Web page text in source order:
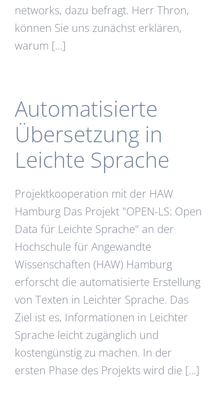
networks, dazu befragt. Herr Thron,
können Sie uns zunächst erklären,
warum [...]
Automatisierte
Übersetzung in
Leichte Sprache
Projektkooperation mit der HAW
Hamburg Das Projekt "OPEN-LS: Open
Data für Leichte Sprache" an der
Hochschule für Angewandte
Wissenschaften (HAW) Hamburg
erforscht die automatisierte Erstellung
von Texten in Leichter Sprache. Das
Ziel ist es, Informationen in Leichter
Sprache leicht zugänglich und
kostengünstig zu machen. In der
ersten Phase des Projekts wird die [...]